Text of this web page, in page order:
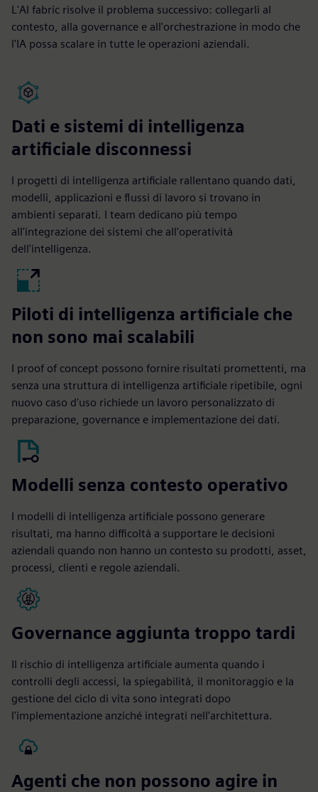
L'AI fabric risolve il problema successivo: collegarli al
contesto, alla governance e all'orchestrazione in modo che
l'IA possa scalare in tutte le operazioni aziendali.
Dati e sistemi di intelligenza
artificiale disconnessi
I progetti di intelligenza artificiale rallentano quando dati,
modelli, applicazioni e flussi di lavoro si trovano in
ambienti separati. I team dedicano più tempo
all'integrazione dei sistemi che all'operatività
dell'intelligenza.
Piloti di intelligenza artificiale che
non sono mai scalabili
I proof of concept possono fornire risultati promettenti, ma
senza una struttura di intelligenza artificiale ripetibile, ogni
nuovo caso d'uso richiede un lavoro personalizzato di
preparazione, governance e implementazione dei dati.
Modelli senza contesto operativo
I modelli di intelligenza artificiale possono generare
risultati, ma hanno difficoltà a supportare le decisioni
aziendali quando non hanno un contesto su prodotti, asset,
processi, clienti e regole aziendali.
Governance aggiunta troppo tardi
Il rischio di intelligenza artificiale aumenta quando i
controlli degli accessi, la spiegabilità, il monitoraggio e la
gestione del ciclo di vita sono integrati dopo
l'implementazione anziché integrati nell'architettura.
Agenti che non possono agire in